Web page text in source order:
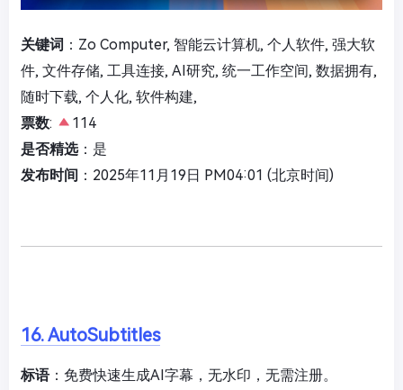
关键词 ：Zo Computer, 智能云计算机, 个人软件, 强大软
件, 文件存储, 工具连接, AI研究, 统一工作空间, 数据拥有,
随时下载, 个人化, 软件构建,
票数:
114
是否精选：是
发布时间 ：2025年11月19日 PM04:01 (北京时间)
16. AutoSubtitles
标语：免费快速生成AI字幕，无水印，无需注册。